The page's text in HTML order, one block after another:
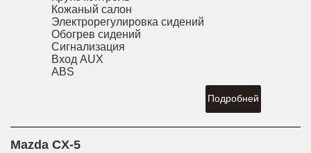
Кожаный салон
Электрорегулировка сидений
Обогрев сидений
Сигнализация
Вход AUX
ABS
Подробней
Mazda CX-5